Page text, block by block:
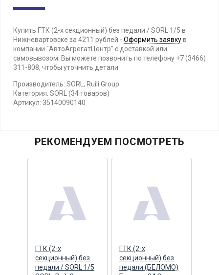
Купить ГТК (2-х секционный) без педали / SORL 1/5 в
Нижневартовске за 4211 рублей - Оформить заявкув
компании "АвтоАгрегатЦентр" с доставкой или
самовывозом. Вы можете позвонить по телефону +7 (3466)
311-808, чтобы уточнить детали.
Производитель: SORL, Ruili Group
Категория: SORL (34 товаров)
Артикул: 35140090140
РЕКОМЕНДУЕМ ПОСМОТРЕТЬ
ГТК (2-х
секционный) без
педали / SORL 1/5
ГТК (2-х
секционный) без
педали (БЕЛОМО)